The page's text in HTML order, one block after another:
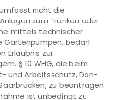
nicht die
zum Tränken oder
mittels technischer
Gartenpumpen, bedarf
Erlaubnis zur
§ 10 WHG, die beim
und Arbeitsschutz, Don-
zu beantragen
ist unbedingt zu